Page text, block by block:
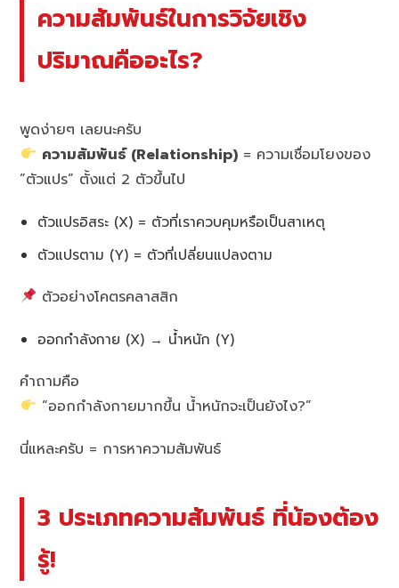
ความสัมพันธ์ในการวิจัยเชิง
ปริมาณคืออะไร?
พูดง่ายๆ เลยนะครับ
ความสัมพันธ์ (Relationship)= ความเชื่อมโยงของ
“ตัวแปร” ตั้งแต่ 2 ตัวขึ้นไป
ตัวแปรอิสระ (X) = ตัวที่เราควบคุมหรือเป็นสาเหตุ
ตัวแปรตาม (Y) = ตัวที่เปลี่ยนแปลงตาม
ตัวอย่างโคตรคลาสสิก
ออกกำลังกาย (X) → น้ำหนัก (Y)
คำถามคือ
“ออกกำลังกายมากขึ้น น้ำหนักจะเป็นยังไง?”
นี่แหละครับ = การหาความสัมพันธ์
3 ประเภทความสัมพันธ์ ที่น้องต้อง
รู้!